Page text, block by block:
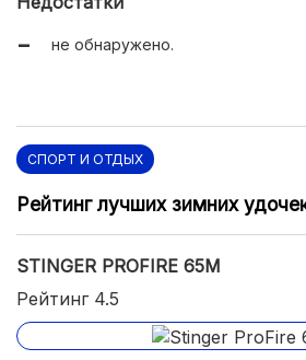
малый транспортировочный
не обнаружено.
СПОРТ И ОТДЫХ
Рейтинг лучших зимних
STINGER PROFIRE 65M
Рейтинг 4.5